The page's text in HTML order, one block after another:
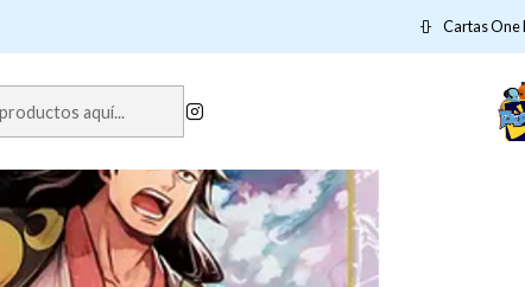
Cartas One
006107 OP06-107